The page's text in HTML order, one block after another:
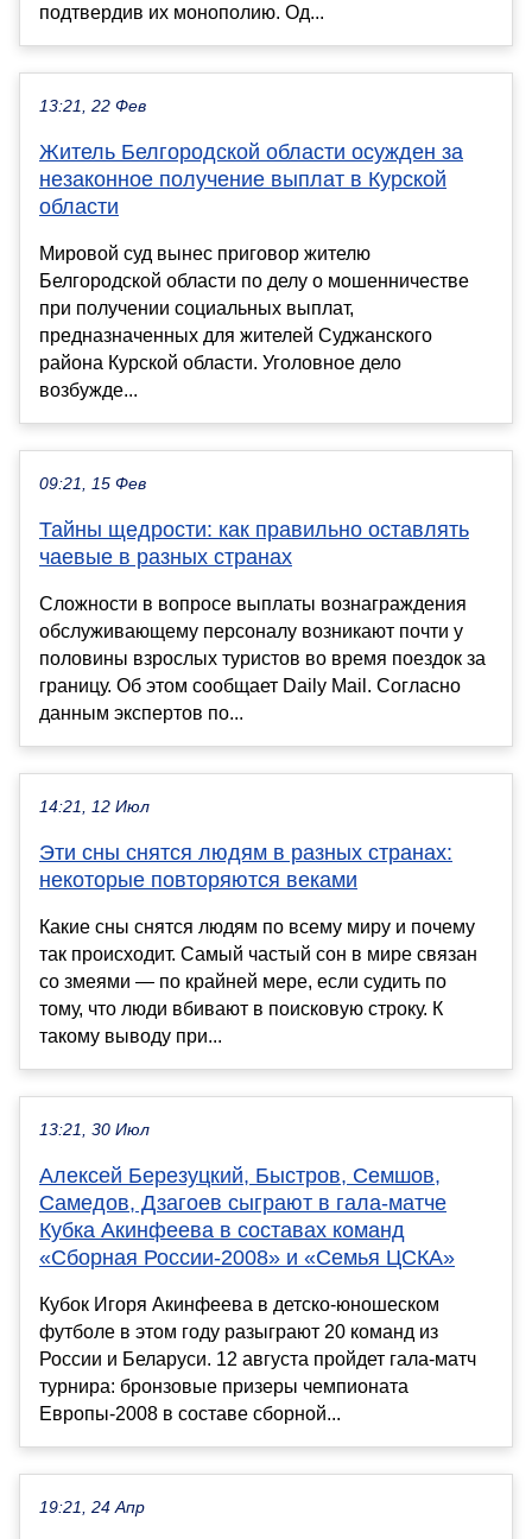
подтвердив их монополию. Од...
13:21, 22 Фев
Житель Белгородской области осужден за
незаконное получение выплат в Курской
области
Мировой суд вынес приговор жителю
Белгородской области по делу о мошенничестве
при получении социальных выплат,
предназначенных для жителей Суджанского
района Курской области. Уголовное дело
возбужде...
09:21, 15 Фев
Тайны щедрости: как правильно оставлять
чаевые в разных странах
Сложности в вопросе выплаты вознаграждения
обслуживающему персоналу возникают почти у
половины взрослых туристов во время поездок за
границу. Об этом сообщает Daily Mail. Согласно
данным экспертов по...
14:21, 12 Июл
Эти сны снятся людям в разных странах:
некоторые повторяются веками
Какие сны снятся людям по всему миру и почему
так происходит. Самый частый сон в мире связан
со змеями — по крайней мере, если судить по
тому, что люди вбивают в поисковую строку. К
такому выводу при...
13:21, 30 Июл
Алексей Березуцкий, Быстров, Семшов,
Самедов, Дзагоев сыграют в гала-матче
Кубка Акинфеева в составах команд
«Сборная России-2008» и «Семья ЦСКА»
Кубок Игоря Акинфеева в детско-юношеском
футболе в этом году разыграют 20 команд из
России и Беларуси. 12 августа пройдет гала-матч
турнира: бронзовые призеры чемпионата
Европы-2008 в составе сборной...
19:21, 24 Апр